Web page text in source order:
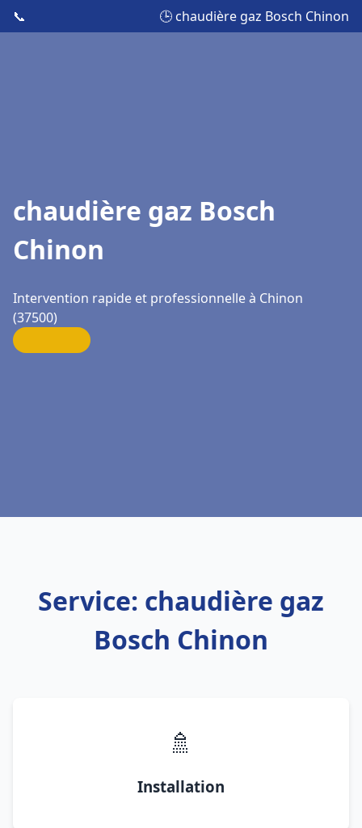
📞 🕒 chaudière gaz Bosch Chinon
chaudière gaz Bosch
Chinon
Intervention rapide et professionnelle à Chinon
(37500)
Service: chaudière gaz
Bosch Chinon
🚿
Installation